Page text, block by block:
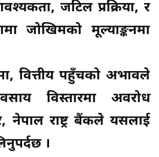
जटिल प्रक्रिया, र
जोखिमको मूल्याङ्कनमा
वित्तीय पहुँचको अभावले
विस्तारमा अवरोध
नेपाल राष्ट्र बैंकले यसलाई
।